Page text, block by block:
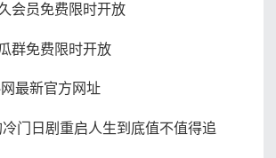
会员免费限时开放
群免费限时开放
最新官方网址
门日剧重启人生到底值不值得追